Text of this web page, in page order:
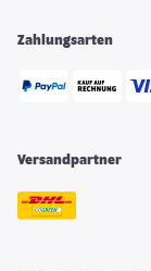
Zahlungsarten
Versandpartner